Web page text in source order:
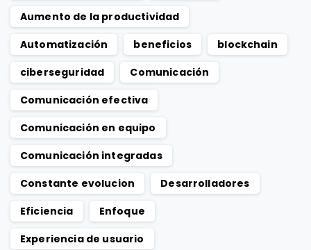
Aumento de la productividad
Automatización
beneficios
blockchain
ciberseguridad
Comunicación
Comunicación efectiva
Comunicación en equipo
Comunicación integradas
Constante evolucion
Desarrolladores
Eficiencia
Enfoque
Experiencia de usuario